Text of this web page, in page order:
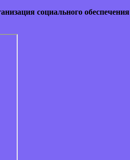
социального обеспечения